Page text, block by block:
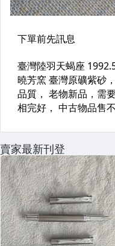
賣家最新刊登